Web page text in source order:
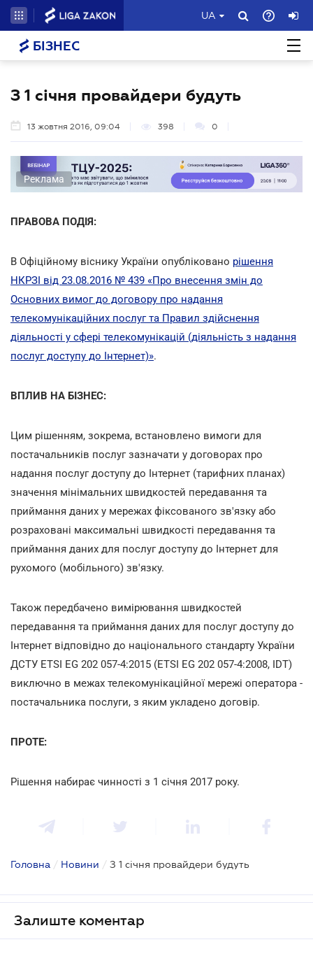
UA
БІЗНЕС
З 1 січня провайдери будуть
13 жовтня 2016, 09:04 398 0
Реклама
ПРАВОВА ПОДІЯ:
В Офіційному віснику України опубліковано рішення
НКРЗІ від 23.08.2016 № 439 «Про внесення змін до
Основних вимог до договору про надання
телекомунікаційних послуг та Правил здійснення
діяльності у сфері телекомунікацій (діяльність з надання
послуг доступу до Інтернет)».
ВПЛИВ НА БІЗНЕС:
Цим рішенням, зокрема, встановлено вимоги для
постачальників послуг зазначати у договорах про
надання послуг доступу до Інтернет (тарифних планах)
значення мінімальних швидкостей передавання та
приймання даних у мережах фіксованого зв'язку або
розраховані максимальні швидкості передавання та
приймання даних для послуг доступу до Інтернет для
рухомого (мобільного) зв'язку.
Також передбачено вимірювання швидкостей
передавання та приймання даних для послуг доступу до
Інтернет відповідно до національного стандарту України
ДСТУ ETSI EG 202 057-4:2015 (ETSI EG 202 057-4:2008, IDT)
виключно в межах телекомунікаційної мережі оператора -
постачальника послуги, з яким укладено договір.
ПРОТЕ:
Рішення набирає чинності з 1 січня 2017 року.
Головна / Новини / З 1 січня провайдери будуть
Залиште коментар